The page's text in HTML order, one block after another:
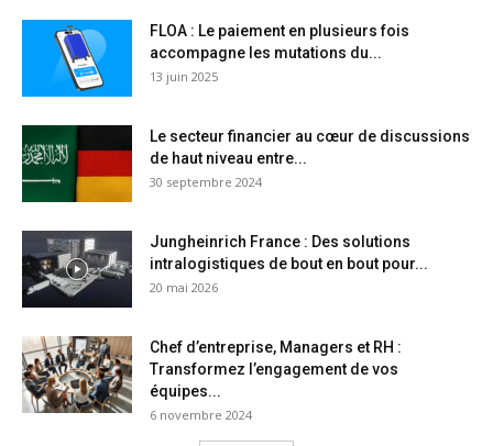
FLOA : Le paiement en plusieurs fois
accompagne les mutations du...
13 juin 2025
Le secteur financier au cœur de discussions
de haut niveau entre...
30 septembre 2024
Jungheinrich France : Des solutions
intralogistiques de bout en bout pour...
20 mai 2026
Chef d’entreprise, Managers et RH :
Transformez l’engagement de vos
équipes...
6 novembre 2024